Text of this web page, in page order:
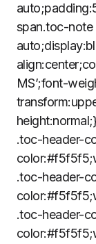
span.toc-note
MS’;font-
.toc-header-
.toc-header-
.toc-header-